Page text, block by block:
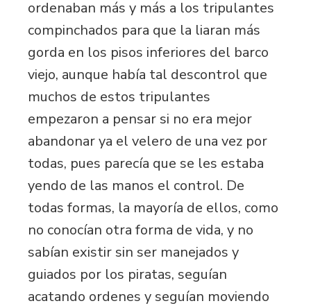
ordenaban más y más a los tripulantes
compinchados para que la liaran más
gorda en los pisos inferiores del barco
viejo, aunque había tal descontrol que
muchos de estos tripulantes
empezaron a pensar si no era mejor
abandonar ya el velero de una vez por
todas, pues parecía que se les estaba
yendo de las manos el control. De
todas formas, la mayoría de ellos, como
no conocían otra forma de vida, y no
sabían existir sin ser manejados y
guiados por los piratas, seguían
acatando ordenes y seguían moviendo